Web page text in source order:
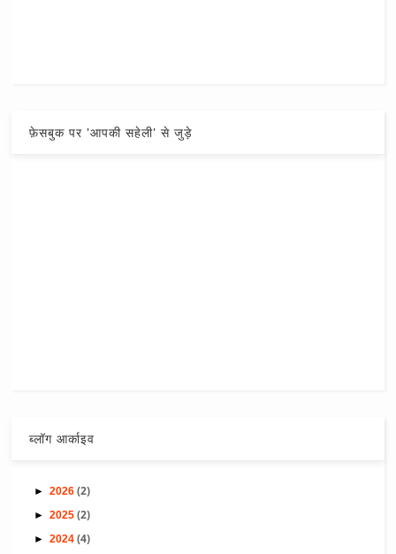
फ़ेसबुक पर 'आपकी सहेली' से जुड़े
ब्लॉग आर्काइव
►2026(2)
►2025(2)
►2024(4)